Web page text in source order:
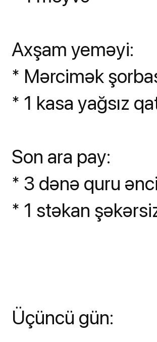
Axşam yeməyi:
* Mərcimək
* 1 kasa yağsız
Son ara pay:
* 3 dənə quru
* 1 stəkan
Üçüncü gün: